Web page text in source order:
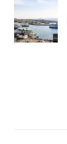
投
稿
ー